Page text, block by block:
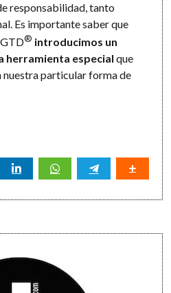
responsabilidad, tanto
Es importante saber que
® introducimos un
herramienta especial que
nuestra particular forma de